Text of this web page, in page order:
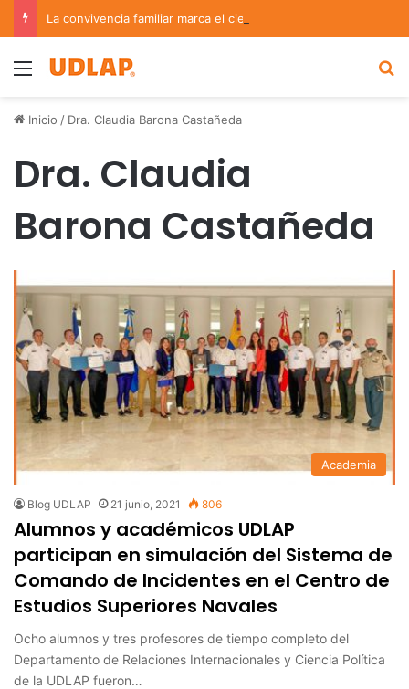
Menu
Inicio / Dra. Claudia Barona Castañeda
Dra. Claudia
Barona Castañeda
Academia
Blog UDLAP 21 junio, 2021 806
Alumnos y académicos UDLAP
participan en simulación del Sistema de
Comando de Incidentes en el Centro de
Estudios Superiores Navales
Ocho alumnos y tres profesores de tiempo completo del
Departamento de Relaciones Internacionales y Ciencia Política
de la UDLAP fueron…